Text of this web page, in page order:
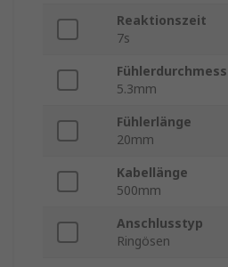
Reaktionszeit
7s
5.3mm
Fühlerlänge
20mm
Kabellänge
500mm
Anschlusstyp
Ringösen